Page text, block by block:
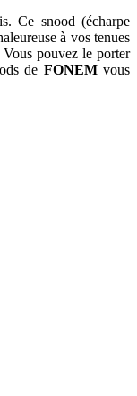
Ce snood (écharpe
à vos tenues
pouvez le porter
de FONEMvous